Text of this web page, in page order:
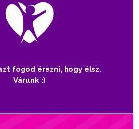
fogod érezni, hogy élsz.
Várunk :)